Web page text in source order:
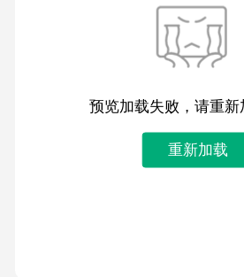
预览加载失败，请重新
重新加载